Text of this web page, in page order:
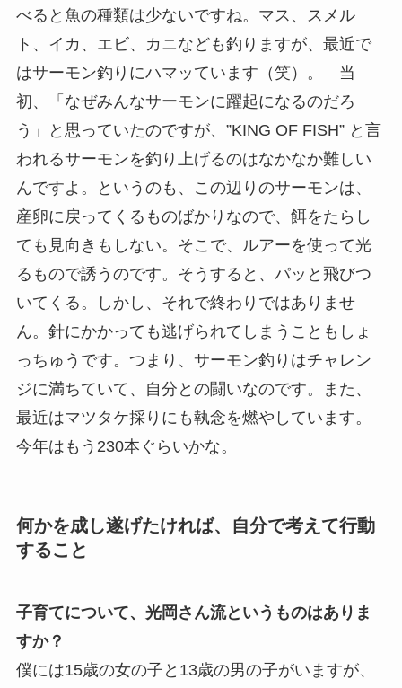
べると魚の種類は少ないですね。マス、スメル
ト、イカ、エビ、カニなども釣りますが、最近で
はサーモン釣りにハマッています（笑）。 当
初、「なぜみんなサーモンに躍起になるのだろ
う」と思っていたのですが、”KING OF FISH” と言
われるサーモンを釣り上げるのはなかなか難しい
んですよ。というのも、この辺りのサーモンは、
産卵に戻ってくるものばかりなので、餌をたらし
ても見向きもしない。そこで、ルアーを使って光
るもので誘うのです。そうすると、パッと飛びつ
いてくる。しかし、それで終わりではありませ
ん。針にかかっても逃げられてしまうこともしょ
っちゅうです。つまり、サーモン釣りはチャレン
ジに満ちていて、自分との闘いなのです。また、
最近はマツタケ採りにも執念を燃やしています。
今年はもう230本ぐらいかな。
何かを成し遂げたければ、自分で考えて行動
すること
子育てについて、光岡さん流というものはありま
すか？
僕には15歳の女の子と13歳の男の子がいますが、